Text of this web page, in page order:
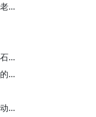
蒋丽梅：为学与为道之间——王安石《老子注》的价值转向
陈睿超：性论与理本——论程颐对王安石坤卦六二爻注解的批评
李华瑞：关于重建北宋经学及学术思想的思考——《荆公新学研究（增订版）》序言
鄢嫣：王安石的科举改革与北宋古文运动关系疏证